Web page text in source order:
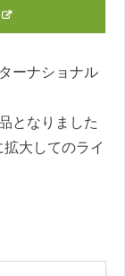
ーナショナル
となりました
大してのライ